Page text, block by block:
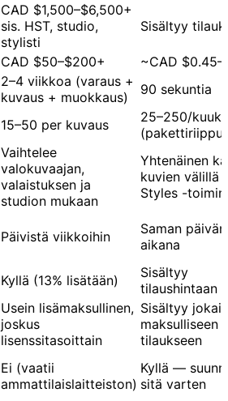
CAD $1,500–$6,500+
sis. HST, studio,
stylisti
Sisältyy
CAD $50–$200+
~CAD
2–4 viikkoa (varaus +
kuvaus + muokkaus)
90 sekuntia
15–50 per kuvaus
25–250/
Vaihtelee
valokuvaajan,
valaistuksen ja
studion mukaan
Yhtenäinen
kuvien välillä
Styles -
Päivistä viikkoihin
Saman päivän
aikana
Kyllä (13% lisätään)
Sisältyy
tilaushintaan
Usein lisämaksullinen,
joskus
lisenssitasoittain
Sisältyy
maksulliseen
tilaukseen
Ei (vaatii
ammattilaislaitteiston)
Kyllä —
sitä varten